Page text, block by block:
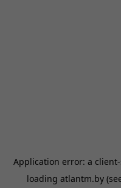
Application error: a client
loading atlantm.by